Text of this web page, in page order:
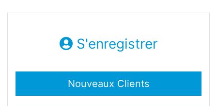
S'enregistrer